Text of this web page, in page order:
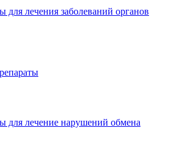
для лечения заболеваний органов
для лечение нарушений обмена